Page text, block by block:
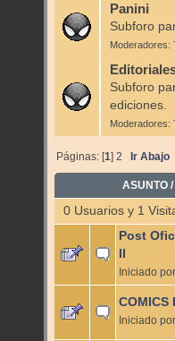
Panini
Subforo
Moderadores:
Subforo
ediciones.
Moderadores:
Páginas: [1]2 Ir Abajo
ASUNTO /
0 Usuarios y 1
Post
Iniciado por
COMICS
Iniciado por